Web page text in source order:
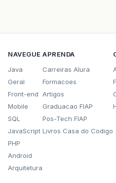
NAVEGUE
Java
Geral
Front-end
Mobile
SQL
JavaScript
PHP
Android
Arquitetura
APRENDA
Carreiras Alura
Formacoes
Artigos
Graduacao FIAP
Pos-Tech FIAP
Livros Casa do Codigo